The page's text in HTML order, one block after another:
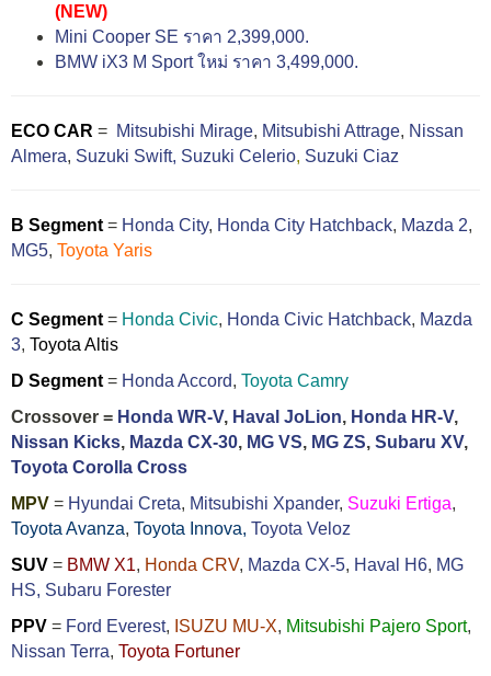
(NEW)
Mini Cooper SE ราคา 2,399,000.
BMW iX3 M Sport ใหม่ ราคา 3,499,000.
ECO CAR = Mitsubishi Mirage, Mitsubishi Attrage, Nissan
Almera, Suzuki Swift, Suzuki Celerio, Suzuki Ciaz
B Segment = Honda City, Honda City Hatchback, Mazda 2,
MG5, Toyota Yaris
C Segment = Honda Civic, Honda Civic Hatchback, Mazda
3, Toyota Altis
D Segment = Honda Accord, Toyota Camry
Crossover = Honda WR-V, Haval JoLion, Honda HR-V,
Nissan Kicks, Mazda CX-30, MG VS, MG ZS, Subaru XV,
Toyota Corolla Cross
MPV = Hyundai Creta, Mitsubishi Xpander, Suzuki Ertiga,
Toyota Avanza, Toyota Innova, Toyota Veloz
SUV = BMW X1, Honda CRV, Mazda CX-5, Haval H6, MG
HS, Subaru Forester
PPV = Ford Everest, ISUZU MU-X, Mitsubishi Pajero Sport,
Nissan Terra, Toyota Fortuner